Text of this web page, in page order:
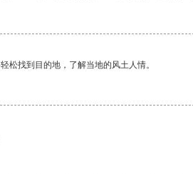
松找到目的地，了解当地的风土人情。